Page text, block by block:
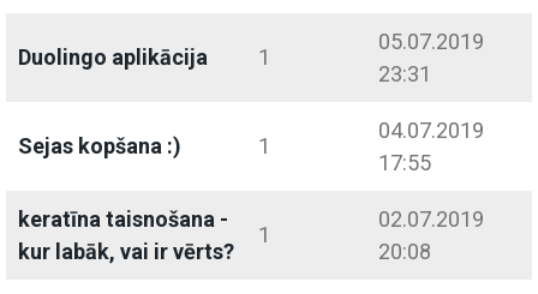
Duolingo aplikācija 1
05.07.2019
23:31
Sejas kopšana :) 1
04.07.2019
17:55
keratīna taisnošana -
kur labāk, vai ir vērts?
1
02.07.2019
20:08